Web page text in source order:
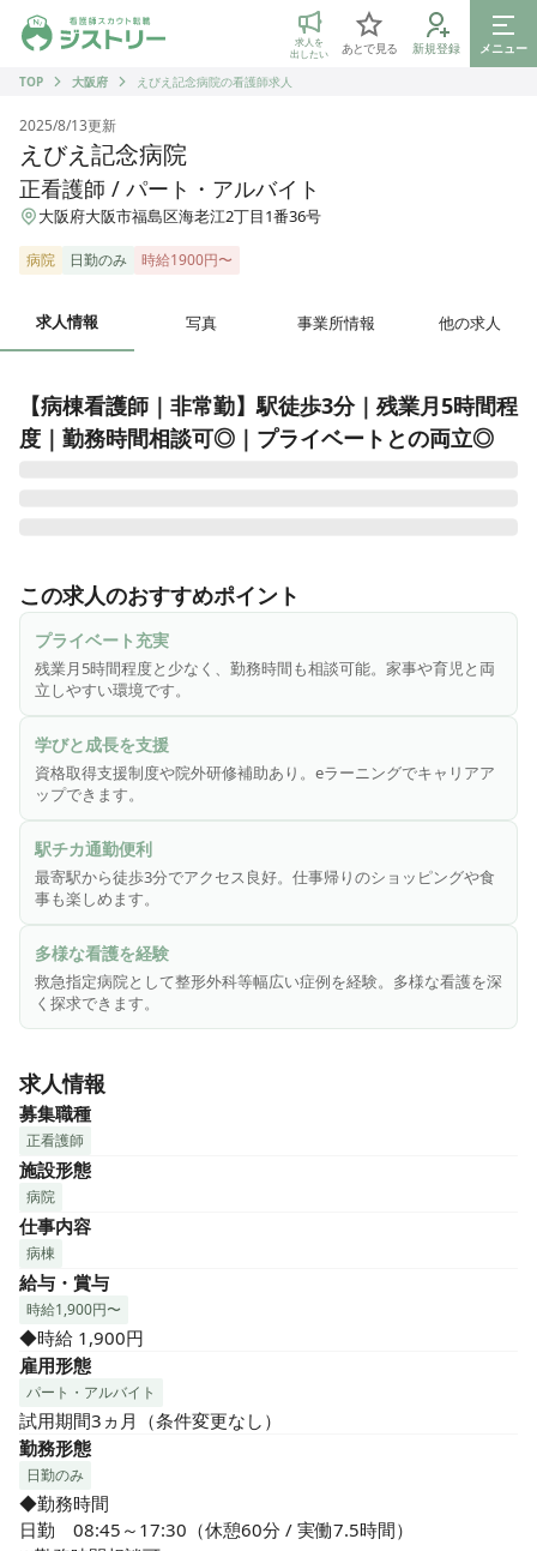
ジストリー 看護師の転職マッチング
求人を
出したい
あとで見る 新規登録
メニュー
TOP
大阪府 えびえ記念病院の看護師求人
2025/8/13更新
えびえ記念病院
正看護師 / パート・アルバイト
大阪府大阪市福島区海老江2丁目1番36号
病院 日勤のみ 時給1900円〜
求人情報 写真 事業所情報 他の求人
【病棟看護師｜非常勤】駅徒歩3分｜残業月5時間程
度｜勤務時間相談可◎｜プライベートとの両立◎
院です。1938年に開院し、長きにわたって大阪市の地域医療
に貢献しています。救急搬入症例が多く、特に整形外科では
検査や手術を常におこなっています。当院ではともに地域医
療を支えてくださる看護スタッフを募集中です。
＼ えびえ記念病院で働く魅力ポイント💡 ／
✓ 自分の求める『看護観』を探究できる
救急外来・手術室・急性期病棟・地域包括ケア病棟・回復期
リハビリテーション病棟など、看護師が活躍するフィール
ド・役割はさまざまです。幅広い選択肢の中で、自分が求め
ている看護を見つけ、深く探究していくことが可能です。
✓ 資格取得等のキャリアアップを応援
eラーニングを組み込んだクリニカルラダー教育を導入。個々
のキャリアビジョンに耳を傾け、学べる環境を提供したいと
考えています。院外研修への参加バックアップや認定等資格
取得支援制度などキャリアアップを応援します。
看護部全体で時間外の削減に取り組んでいます。効率的に仕
事を終わらせ、家事や子育てとの両立ができる職場環境づく
りを目指しています。また、ライフステージの変化に合わせ
て部署の異動も可能で、多様な働き方を選択できます。5日間
のリフレッシュ休暇が取得可能で、プライベートの充実も図
れます！
✓ 仕事終わりも充実
駅周辺には、ショッピングモールや飲食店が充実しており、
仕事帰りに立ち寄れるスポットが多くあります！
この求人のおすすめポイント
プライベート充実
残業月5時間程度と少なく、勤務時間も相談可能。家事や育児と両
立しやすい環境です。
学びと成長を支援
資格取得支援制度や院外研修補助あり。eラーニングでキャリアア
ップできます。
駅チカ通勤便利
最寄駅から徒歩3分でアクセス良好。仕事帰りのショッピングや食
事も楽しめます。
多様な看護を経験
救急指定病院として整形外科等幅広い症例を経験。多様な看護を深
く探求できます。
求人情報
募集職種
正看護師
施設形態
病院
仕事内容
病棟
給与・賞与
時給1,900円〜
◆時給 1,900円
雇用形態
パート・アルバイト
試用期間3ヵ月（条件変更なし）
勤務形態
日勤のみ
◆勤務時間
日勤　08:45～17:30（休憩60分 / 実働7.5時間）